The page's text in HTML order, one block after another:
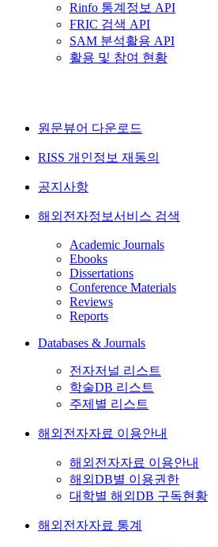
Rinfo 통계정보 API
FRIC 검색 API
SAM 분석활용 API
활용 및 참여 현황
원문뷰어 다운로드
RISS 개인정보 재동의
공지사항
해외전자정보서비스 검색
Academic Journals
Ebooks
Dissertations
Conference Materials
Reviews
Reports
Databases & Journals
전자저널 리스트
학술DB 리스트
주제별 리스트
해외전자자료 이용안내
해외전자자료 이용안내
해외DB별 이용권한
대학별 해외DB 구독현황
해외전자자료 통계